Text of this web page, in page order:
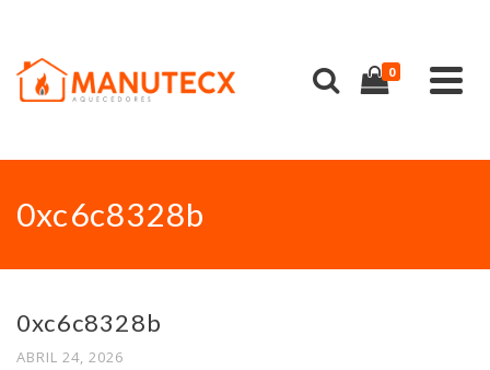
0
0xc6c8328b
0xc6c8328b
ABRIL 24, 2026